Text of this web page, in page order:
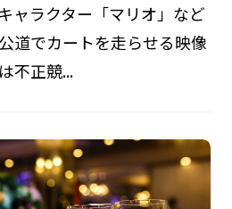
ャラクター「マリオ」など
道でカートを走らせる映像
不正競...